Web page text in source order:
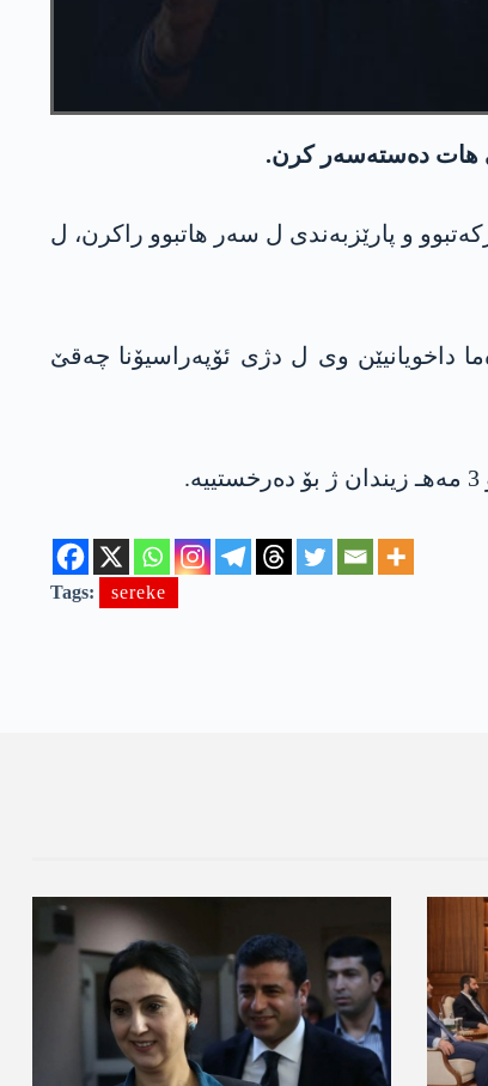
هات ده‌سته‌سه‌ر كرن.
به‌رێ یا هه‌ده‌پێ له‌یلا گوڤه‌ن كو به‌رێ جه‌زایێ 22 سال و 3 مه‌ه ژ بۆ ده‌ركه‌تبوو و پارێزبه‌ندی ل سه‌ر هاتبوو راكرن، ل
داخویانیێن وی ل دژی ئۆپه‌راسیۆنا چه‌قێ
Tags: sereke